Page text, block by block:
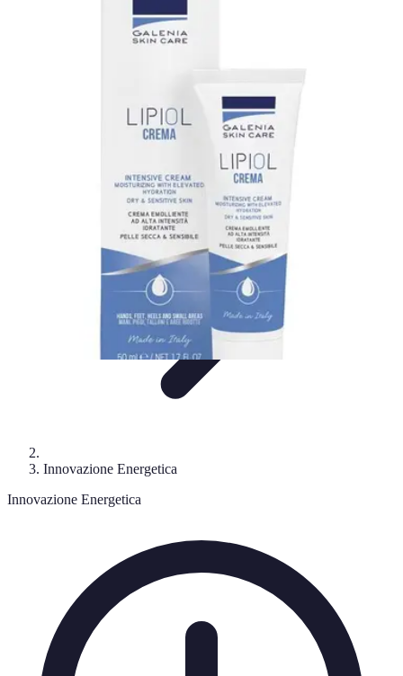
Innovazioni TecnologicheTendenze Tecnologiche
Innovazione Sostenibile
Innovazione Energetica
Innovazione Energetica